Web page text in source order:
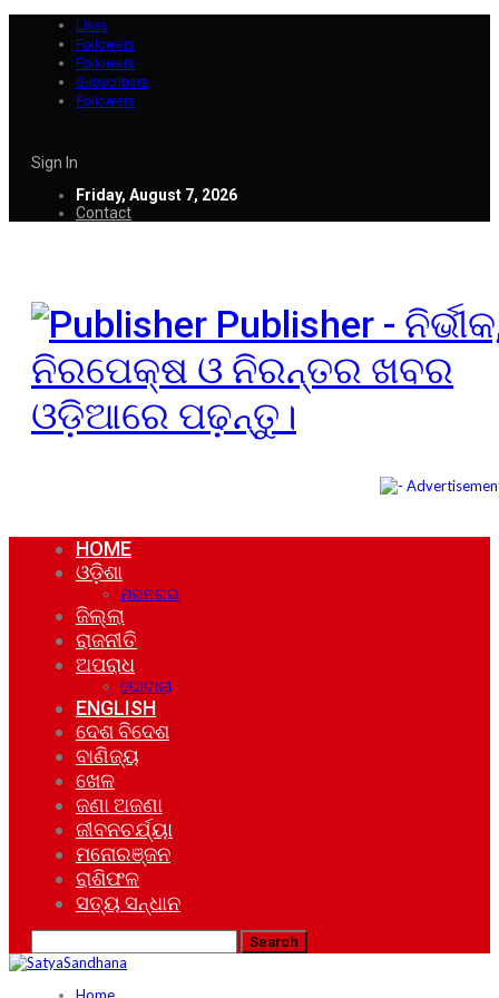
Likes
Followers
Followers
Subscribers
Followers
Sign In
Friday, August 7, 2026
Contact
Publisher -
ନିରପେକ୍ଷ ଓ ନିରନ୍ତର ଖବର
ଓଡ଼ିଆରେ ପଢ଼ନ୍ତୁ।
HOME
ଓଡ଼ିଶା
ମହାନଗର
ଜିଲ୍ଲା
ରାଜନୀତି
ଅପରାଧ
ଘୋଟାଲା
ENGLISH
ଦେଶ ବିଦେଶ
ବାଣିଜ୍ୟ
ଖେଳ
ଜଣା ଅଜଣା
ଜୀବନଚର୍ଯ୍ୟା
ମନୋରଞ୍ଜନ
ରାଶିଫଳ
ସତ୍ୟ ସନ୍ଧାନ